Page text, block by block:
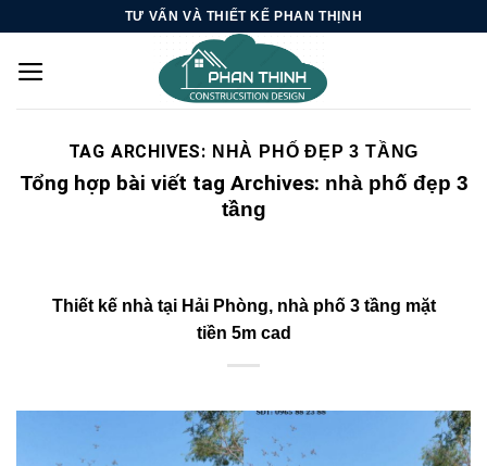
content
TƯ VẤN VÀ THIẾT KẾ PHAN THỊNH
TAG ARCHIVES: NHÀ PHỐ ĐẸP 3 TẦNG
Tổng hợp bài viết tag Archives: nhà phố đẹp 3
tầng
Thiết kế nhà tại Hải Phòng, nhà phố 3 tầng mặt
tiền 5m cad